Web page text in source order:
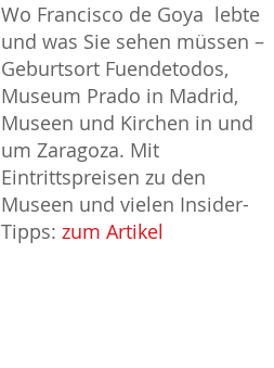
Wo Francisco de Goya lebte
und was Sie sehen müssen –
Geburtsort Fuendetodos,
Museum Prado in Madrid,
Museen und Kirchen in und
um Zaragoza. Mit
Eintrittspreisen zu den
Museen und vielen Insider-
Tipps: zum Artikel